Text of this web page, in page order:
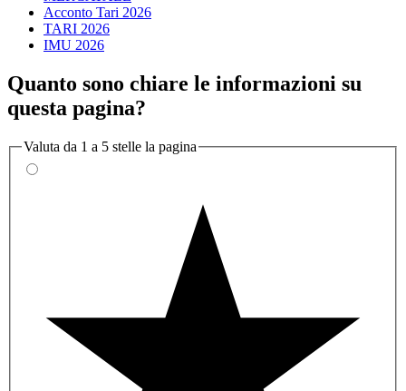
Acconto Tari 2026
TARI 2026
IMU 2026
Quanto sono chiare le informazioni su
questa pagina?
Valuta da 1 a 5 stelle la pagina